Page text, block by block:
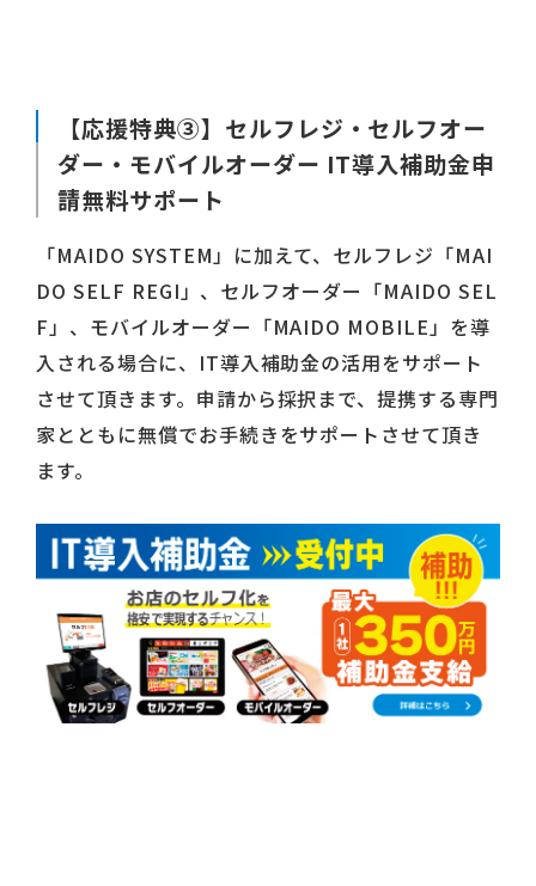
【応援特典③】セルフレジ・セルフオー
ダー・モバイルオーダー IT導入補助金申
請無料サポート
「MAIDO SYSTEM」に加えて、セルフレジ「MAI
DO SELF REGI」、セルフオーダー「MAIDO SEL
F」、モバイルオーダー「MAIDO MOBILE」を導
入される場合に、IT導入補助金の活用をサポート
させて頂きます。申請から採択まで、提携する専門
家とともに無償でお手続きをサポートさせて頂き
ます。